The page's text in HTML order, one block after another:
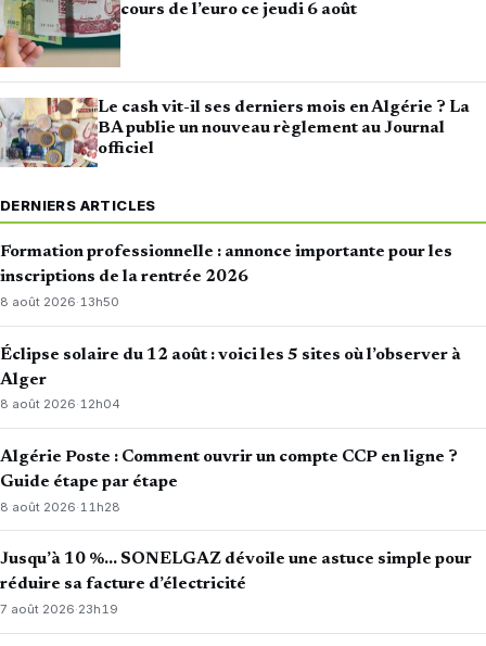
cours de l’euro ce jeudi 6 août
Le cash vit-il ses derniers mois en Algérie ? La
BA publie un nouveau règlement au Journal
officiel
DERNIERS ARTICLES
Formation professionnelle : annonce importante pour les
inscriptions de la rentrée 2026
8 août 2026·13h50
Éclipse solaire du 12 août : voici les 5 sites où l’observer à
Alger
8 août 2026·12h04
Algérie Poste : Comment ouvrir un compte CCP en ligne ?
Guide étape par étape
8 août 2026· 11h28
Jusqu’à 10 %… SONELGAZ dévoile une astuce simple pour
réduire sa facture d’électricité
7 août 2026·23h19